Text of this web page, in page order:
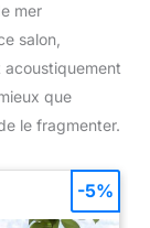
mer
salon,
que
le fragmenter.
-5%